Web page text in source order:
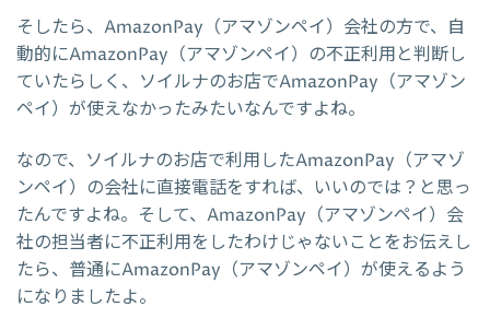
そしたら、AmazonPay（アマゾンペイ）会社の方で、自
動的にAmazonPay（アマゾンペイ）の不正利用と判断し
ていたらしく、ソイルナのお店でAmazonPay（アマゾン
ペイ）が使えなかったみたいなんですよね。
なので、ソイルナのお店で利用したAmazonPay（アマゾ
ンペイ）の会社に直接電話をすれば、いいのでは？と思っ
たんですよね。そして、AmazonPay（アマゾンペイ）会
社の担当者に不正利用をしたわけじゃないことをお伝えし
たら、普通にAmazonPay（アマゾンペイ）が使えるよう
になりましたよ。